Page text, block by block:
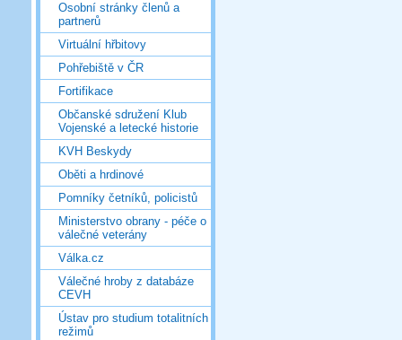
Osobní stránky členů a
partnerů
Virtuální hřbitovy
Pohřebiště v ČR
Fortifikace
Občanské sdružení Klub
Vojenské a letecké historie
KVH Beskydy
Oběti a hrdinové
Pomníky četníků, policistů
Ministerstvo obrany - péče o
válečné veterány
Válka.cz
Válečné hroby z databáze
CEVH
Ústav pro studium totalitních
režimů